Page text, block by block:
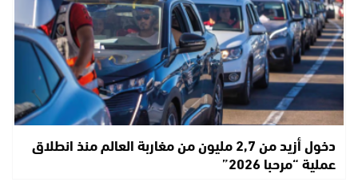
دخول أزيد من 2,7 مليون من مغاربة العالم منذ انطلاق
عملية “مرحبا 2026”